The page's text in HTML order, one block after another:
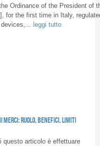
Ordinance of the President of
for the first time in Italy,
leggi tutto
merci: ruolo, benefici, limiti
questo articolo è effettuare